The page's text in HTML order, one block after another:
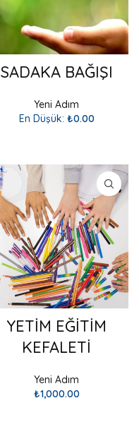
SADAKA BAĞIŞI
Yeni Adım
En Düşük: ₺0.00
YETİM EĞİTİM
KEFALETİ
Yeni Adım
₺1,000.00